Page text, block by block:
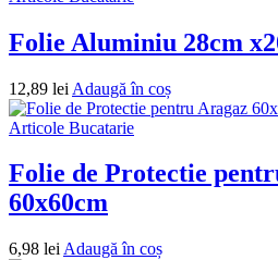
Folie Aluminiu 28cm
12,89 lei Adaugă în coș
Articole Bucatarie
Folie de Protectie
60x60cm
6,98 lei Adaugă în coș